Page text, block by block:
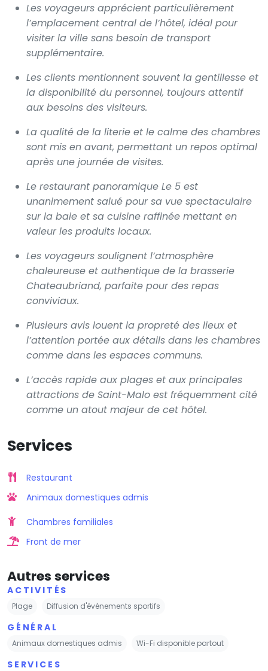
Les voyageurs apprécient particulièrement
l’emplacement central de l’hôtel, idéal pour
visiter la ville sans besoin de transport
supplémentaire.
Les clients mentionnent souvent la gentillesse et
la disponibilité du personnel, toujours attentif
aux besoins des visiteurs.
La qualité de la literie et le calme des chambres
sont mis en avant, permettant un repos optimal
après une journée de visites.
Le restaurant panoramique Le 5 est
unanimement salué pour sa vue spectaculaire
sur la baie et sa cuisine raffinée mettant en
valeur les produits locaux.
Les voyageurs soulignent l’atmosphère
chaleureuse et authentique de la brasserie
Chateaubriand, parfaite pour des repas
conviviaux.
Plusieurs avis louent la propreté des lieux et
l’attention portée aux détails dans les chambres
comme dans les espaces communs.
L’accès rapide aux plages et aux principales
attractions de Saint-Malo est fréquemment cité
comme un atout majeur de cet hôtel.
Services
Restaurant
Animaux domestiques admis
Chambres familiales
Front de mer
Autres services
ACTIVITÉS
Plage Diffusion d'événements sportifs
GÉNÉRAL
Animaux domestiques admis Wi-Fi disponible partout
SERVICES